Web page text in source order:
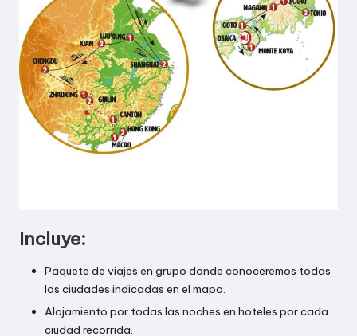
V
I
A
J
E
Incluye:
Paquete de viajes en grupo donde conoceremos todas
las ciudades indicadas en el mapa.
Alojamiento por todas las noches en hoteles por cada
ciudad recorrida.